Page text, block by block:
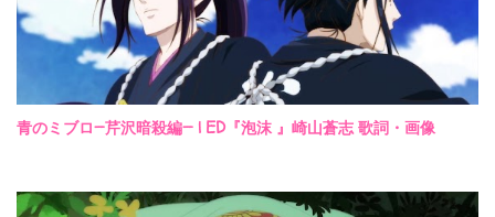
青のミブロ—芹沢暗殺編— | ED『泡沫 』崎山蒼志 歌詞・画像